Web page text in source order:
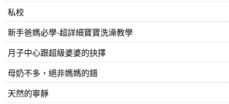
私校
新手爸媽必學-超詳細寶寶洗澡教學
月子中心跟超級婆婆的抉擇
母奶不多，絕非媽媽的錯
天然的寧靜